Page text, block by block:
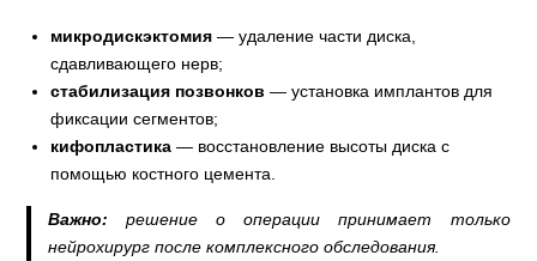
микродискэктомия — удаление части диска,
сдавливающего нерв;
стабилизация позвонков — установка имплантов для
фиксации сегментов;
кифопластика — восстановление высоты диска с
помощью костного цемента.
Важно: решение о операции принимает только
нейрохирург после комплексного обследования.